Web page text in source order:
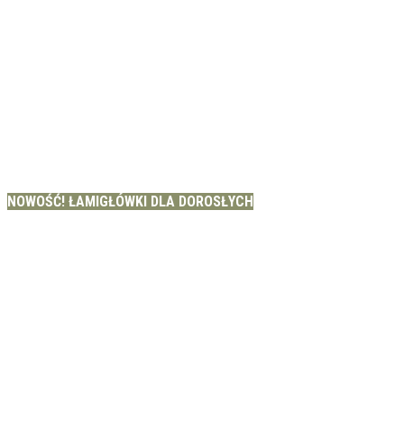
NOWOŚĆ! ŁAMIGŁÓWKI DLA DOROSŁYCH